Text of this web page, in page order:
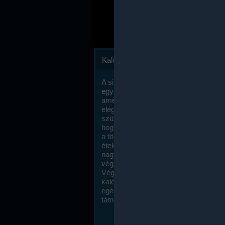
Kalóriaszámlálás
A sikeres fogyás titka valójában igen
egyszerű: égess több energiát, mint
amennyit beviszel. Természetesen
elég nagy fegyelemre és akaraterőre
szükség, de meglepődve fogod
hogy a kalóriaszámolás mennyire
a többi diétához képest. Itt nincsenek
ételek és a megengedett kalóriabevitelt
nagymértékben növelheted ha
végzel.
Végül, de nem utolsó sorban, a
kalóriaszámolás módszerét a legtöbb
egészségügyi szakorvos ajánlja és
támogatja.